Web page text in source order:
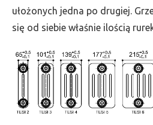
szer.
675,
1025
ułożonych jedna po drugiej.
się od siebie właśnie ilością